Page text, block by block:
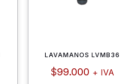
LAVAMANOS LVMB36
$99.000 + IVA